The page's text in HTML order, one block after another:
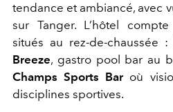
tendance et ambiancé, avec
sur Tanger. L’hôtel
situés au rez-de-chaussée :
Breeze, gastro pool bar au
Champs Sports Baroù
disciplines sportives.